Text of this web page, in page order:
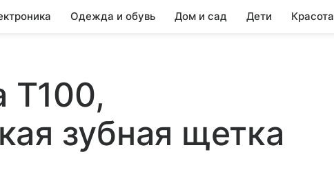
Одежда и обувь Дом и сад Дети Красота
T100,
зубная щетка